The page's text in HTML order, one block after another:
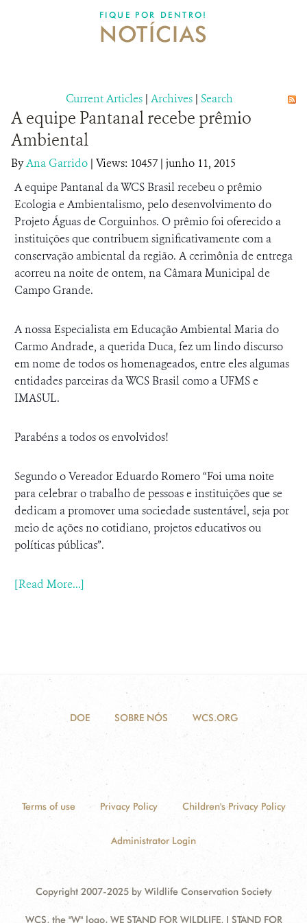
FIQUE POR DENTRO!
NOTÍCIAS
Current Articles | Archives | Search
A equipe Pantanal recebe prêmio
Ambiental
ByAna Garrido | Views: 10457 | junho 11, 2015
A equipe Pantanal da WCS Brasil recebeu o prêmio
Ecologia e Ambientalismo, pelo desenvolvimento do
Projeto Águas de Corguinhos. O prêmio foi oferecido a
instituições que contribuem significativamente com a
conservação ambiental da região. A cerimônia de entrega
acorreu na noite de ontem, na Câmara Municipal de
Campo Grande.
A nossa Especialista em Educação Ambiental Maria do
Carmo Andrade, a querida Duca, fez um lindo discurso
em nome de todos os homenageados, entre eles algumas
entidades parceiras da WCS Brasil como a UFMS e
IMASUL.
Parabéns a todos os envolvidos!
Segundo o Vereador Eduardo Romero “Foi uma noite
para celebrar o trabalho de pessoas e instituições que se
dedicam a promover uma sociedade sustentável, seja por
meio de ações no cotidiano, projetos educativos ou
políticas públicas”.
[Read More...]
DOE SOBRE NÓS WCS.ORG
Terms of use Privacy Policy Children's Privacy Policy
Administrator Login
Copyright 2007-2025 by Wildlife Conservation Society
WCS, the "W" logo, WE STAND FOR WILDLIFE, I STAND FOR